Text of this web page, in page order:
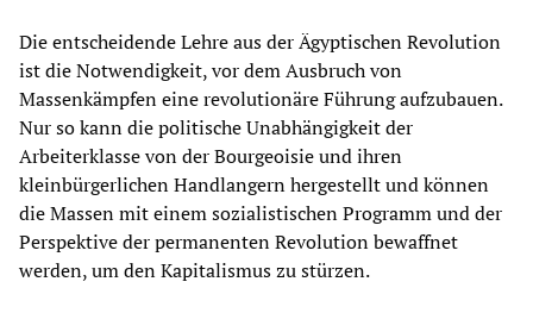
Die entscheidende Lehre aus der Ägyptischen Revolution
ist die Notwendigkeit, vor dem Ausbruch von
Massenkämpfen eine revolutionäre Führung aufzubauen.
Nur so kann die politische Unabhängigkeit der
Arbeiterklasse von der Bourgeoisie und ihren
kleinbürgerlichen Handlangern hergestellt und können
die Massen mit einem sozialistischen Programm und der
Perspektive der permanenten Revolution bewaffnet
werden, um den Kapitalismus zu stürzen.